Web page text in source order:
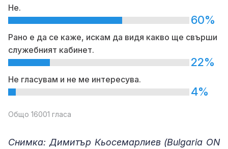
Не.
60%
Рано е да се каже, искам да видя какво ще свърши
служебният кабинет.
22%
Не гласувам и не ме интересува.
4%
Общо 16001 гласа
Снимка: Димитър Кьосемарлиев (Bulgaria ON